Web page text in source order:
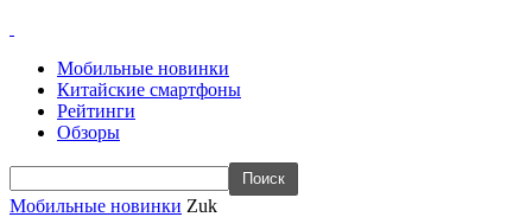
Мобильные новинки
Китайские смартфоны
Рейтинги
Обзоры
Мобильные новинки Zuk